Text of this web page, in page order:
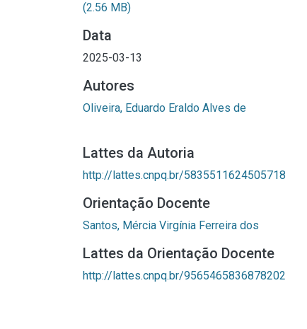
(2.56 MB)
Data
2025-03-13
Autores
Oliveira, Eduardo Eraldo Alves de
Lattes da Autoria
http://lattes.cnpq.br/5835511624505718
Orientação Docente
Santos, Mércia Virgínia Ferreira dos
Lattes da Orientação Docente
http://lattes.cnpq.br/9565465836878202